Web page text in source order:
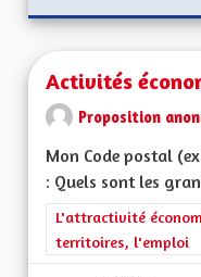
Activités
Proposition
Mon Code postal
: Quels sont les
Filtrer les résultats
L'attractivité
territoires, l'emploi